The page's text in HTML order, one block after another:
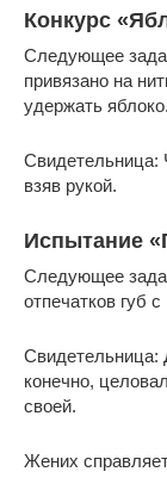
Конкурс
Следующее
привязано на
удержать яблоко.
Свидетельница:
взяв рукой.
Испытание
Следующее
отпечатков губ
Свидетельница:
конечно,
своей.
Жених